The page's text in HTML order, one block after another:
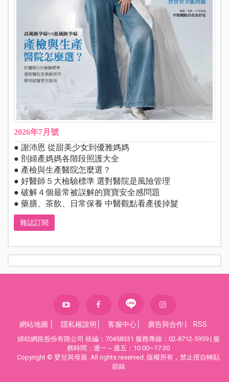
2026年7月號
● 謝沛恩 從甜美少女到優雅媽媽
● 剖婦產媽媽各階段照護大全
● 產檢與生產醫院怎麼選？
● 好醫師５大檢驗標準 選對醫院是風險管理
● 破解４個最常被誤解的寶寶安全感問題
● 藥膳、茶飲、日常保養 中醫觀點看產後掉髮
雜誌訂閱
網站地圖 隱私權說明 客服中心 廣告與合作 RSS
婦幼網路股份有限公司 統編：70458331 服務專線：02-8712-5959 | 服
務時間：週一～週五：10:00~17:30
Copyright © 嬰兒與母親. All rights reserved. 版權所有，禁止擅自轉貼
節錄